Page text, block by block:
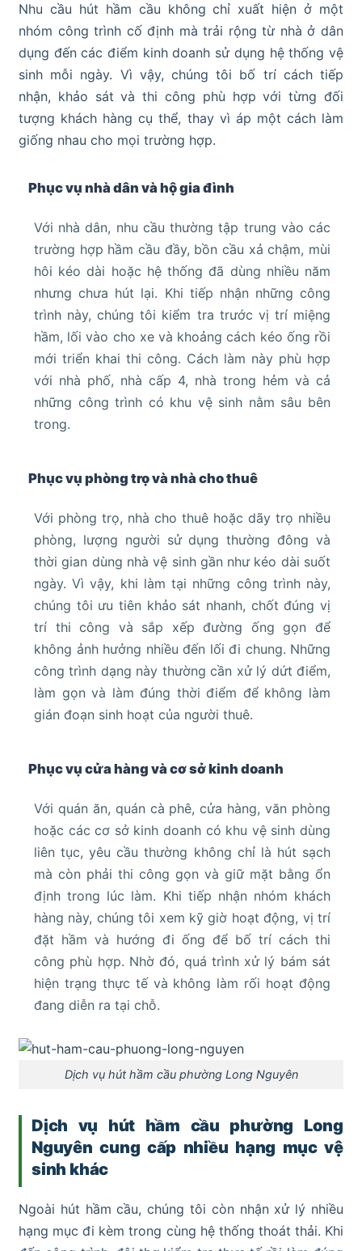
Nhu cầu hút hầm cầu không chỉ xuất hiện ở một
nhóm công trình cố định mà trải rộng từ nhà ở dân
dụng đến các điểm kinh doanh sử dụng hệ thống vệ
sinh mỗi ngày. Vì vậy, chúng tôi bố trí cách tiếp
nhận, khảo sát và thi công phù hợp với từng đối
tượng khách hàng cụ thể, thay vì áp một cách làm
giống nhau cho mọi trường hợp.
Phục vụ nhà dân và hộ gia đình
Với nhà dân, nhu cầu thường tập trung vào các
trường hợp hầm cầu đầy, bồn cầu xả chậm, mùi
hôi kéo dài hoặc hệ thống đã dùng nhiều năm
nhưng chưa hút lại. Khi tiếp nhận những công
trình này, chúng tôi kiểm tra trước vị trí miệng
hầm, lối vào cho xe và khoảng cách kéo ống rồi
mới triển khai thi công. Cách làm này phù hợp
với nhà phố, nhà cấp 4, nhà trong hẻm và cả
những công trình có khu vệ sinh nằm sâu bên
trong.
Phục vụ phòng trọ và nhà cho thuê
Với phòng trọ, nhà cho thuê hoặc dãy trọ nhiều
phòng, lượng người sử dụng thường đông và
thời gian dùng nhà vệ sinh gần như kéo dài suốt
ngày. Vì vậy, khi làm tại những công trình này,
chúng tôi ưu tiên khảo sát nhanh, chốt đúng vị
trí thi công và sắp xếp đường ống gọn để
không ảnh hưởng nhiều đến lối đi chung. Những
công trình dạng này thường cần xử lý dứt điểm,
làm gọn và làm đúng thời điểm để không làm
gián đoạn sinh hoạt của người thuê.
Phục vụ cửa hàng và cơ sở kinh doanh
Với quán ăn, quán cà phê, cửa hàng, văn phòng
hoặc các cơ sở kinh doanh có khu vệ sinh dùng
liên tục, yêu cầu thường không chỉ là hút sạch
mà còn phải thi công gọn và giữ mặt bằng ổn
định trong lúc làm. Khi tiếp nhận nhóm khách
hàng này, chúng tôi xem kỹ giờ hoạt động, vị trí
đặt hầm và hướng đi ống để bố trí cách thi
công phù hợp. Nhờ đó, quá trình xử lý bám sát
hiện trạng thực tế và không làm rối hoạt động
đang diễn ra tại chỗ.
Dịch vụ hút hầm cầu phường Long Nguyên
Dịch vụ hút hầm cầu phường Long
Nguyên cung cấp nhiều hạng mục vệ
sinh khác
Ngoài hút hầm cầu, chúng tôi còn nhận xử lý nhiều
hạng mục đi kèm trong cùng hệ thống thoát thải. Khi